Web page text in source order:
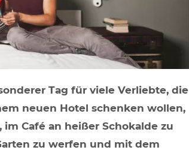
Tag für viele Verliebte, die
neuen Hotel schenken wollen,
Café an heißer Schokalde zu
zu werfen und mit dem